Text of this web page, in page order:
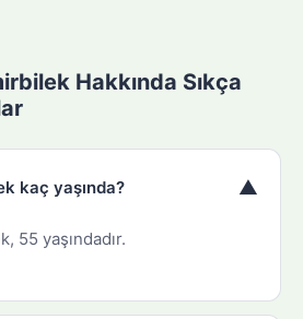
Hakkında Sıkça
kaç yaşında? ▼
55 yaşındadır.